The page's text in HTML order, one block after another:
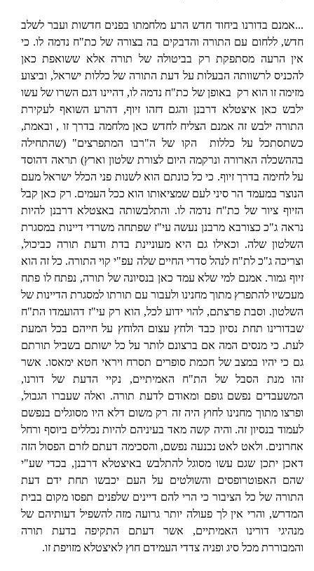
...אמנם בדורנו ביחוד חדש הרע מלחמתו בפנים חדשות ועבר לשלב
חדש, ללחום עם התורה והדבקים בה בצורה של כת"ח נדמה לו. כי
אין הרעה מסתפקת רק בביטולה של תורה אלא ששואפת כאן
להכניס לרשוותה הבעלות על דעת התורה של כללות ישראל, וביצוע
מזימה זו הוא רק באופן של כת"ח נדמה לו, דהיינו דגם השרו של עשו
ילבש כאן איצטלא דרבנן והגם דזהו זיוף, דהרע השואף לעקירת
התורה ילבש זה אמנם הצליח לחדש כאן מלחמה בדרך זו , ובאמת,
כשתסתכל על כללות
הקו של ה"רבו המתפרצים" (שהתחילה
בההשכלה הארורה ונרקמה היום לצורת שלטון וארץ) תראה דהוסד
על לחימה בדרך זיוף. כי כל כונתם הוא לשנות פני הכלל ישראל מעם
הנוצר במעמד הר סיני לעם שמציאותו הוא ככל העמים. רק כאן קבל
הזיוף ציור של כת"ח נדמה לו. והתלבשותה באצטלא דרבנן להיות
נראה ג"כ כצורבא מרבנן נעשה עי"ז שפתחה משרדי דיינות במסגרת
השלטון שלה. וכאילו גם היא מעוניינת בדת ודעת תורה כביכול,
וצריכה ג"כ לת"ח לנהל סדרי החיים שלה עפ"י קוי התורה. כל זה הוא
זיוף גמור. אמנם למי שלא עמד כאן בנסיונה של תורה, נפתח לו פתח
מעכשיו להתפרץ מתוך מחנינו ולעבור עם תורתו למסגרת הדיינות של
השלטון. וסבת פרצתם, להוי ידוע לכל, הוא רק עי"ז דהועמדו הת"ח
שבדורינו תחת נסיון כבד ולחץ עצום הלוחץ על חייהם בכל המעת
לעת. כי מנסים המה אם ברצונם לותר על כל ישותם בשביל תורתם
גם כי יהיו במצב של חכמת סופרים תסרח ויראי חטא ימאסו. אשר
זהו מנת הסבל של הת"ח האמיתיים, נקיי הדעת של דורנו,
המשעבדים נפשם גופם ומאודם לדעת תורה. ואלה שעברו הגבול,
ופרצו מתוך מחנינו לחוץ היה זה רק משום דלא היו מסוגלים בנפשם
לעמוד בנסיון זה. והיה קשה מאד בעיניהם להיות נכללים ביוסף ורחל
אחרונים. ולאט לאט נכנעה נפשם, והסכימה דעתם לזרם הפסול הזה
דאכן יתכן שגם עשו מסוגל להתלבש באיצטלא דרבנן, בכדי שע"י
שהם האפוטרופסים והשולטים על העם יכבשו תחת ידם דעת
התורה של כל הציבור כי הרי להם דיינים שלפנים תפסו מקום בבית
המדרש, והרי אין לך פעולה יותר גרועה מזה להשפיל דעותיהם של
מנהיגי דורינו האמיתיים, אשר דעתם התקיפה בדעת תורה
והמבוררת מכל סיג ופניה צדדי העמידם חוץ לאיצטלא מזויפת זו.